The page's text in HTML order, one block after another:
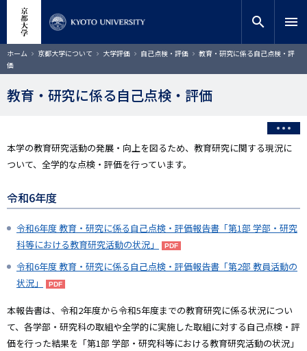
コ
ン
テ
ン
ツ
動
サイト内検索
検索
search menu
ホーム 京都大学について 大学評価 自己点検・評価
教育・研究に係る自己点検・評
価
教育・研究に係る自己点検・評価
本学の教育研究活動の発展・向上を図るため、教育研究に関する現況に
ついて、全学的な点検・評価を行っています。
令和6年度
令和6年度 教育・研究に係る自己点検・評価報告書「第1部 学部・研究
科等における教育研究活動の状況」
令和6年度 教育・研究に係る自己点検・評価報告書「第2部 教員活動の
状況」
本報告書は、令和2年度から令和5年度までの教育研究に係る状況につい
て、各学部・研究科の取組や全学的に実施した取組に対する自己点検・評
価を行った結果を「第1部 学部・研究科等における教育研究活動の状況」